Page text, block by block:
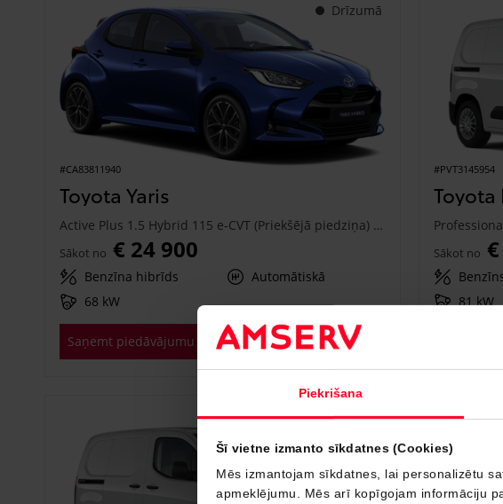
Piekrišana
Šī vietne izmanto sīkdatnes (Cookies)
Mēs izmantojam sīkdatnes, lai personalizētu
apmeklējumu. Mēs arī kopīgojam informāciju
Drīzumā
#CA83811940
Toyota Yaris
Active Plus 1.5 Hybrid 115 e-CVT (Priekšējā piedziņa) (68 kW)
Sākot no € 24 900
Benzīna hibrīds
Automātiskā
68 kW
Saņemt piedāvājumu Pievienot salīdzināšanai
#PVT3145954
Toyota
Sākot no
81 kW
Drīzumā